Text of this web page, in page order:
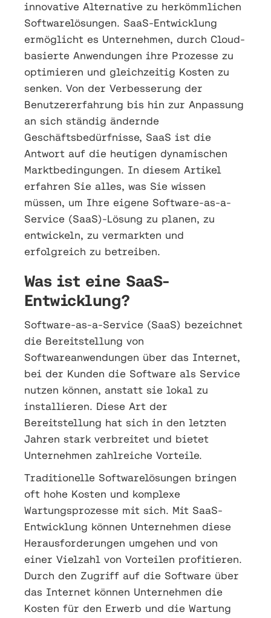
innovative Alternative zu herkömmlichen
Softwarelösungen. SaaS-Entwicklung
ermöglicht es Unternehmen, durch Cloud-
basierte Anwendungen ihre Prozesse zu
optimieren und gleichzeitig Kosten zu
senken. Von der Verbesserung der
Benutzererfahrung bis hin zur Anpassung
an sich ständig ändernde
Geschäftsbedürfnisse, SaaS ist die
Antwort auf die heutigen dynamischen
Marktbedingungen. In diesem Artikel
erfahren Sie alles, was Sie wissen
müssen, um Ihre eigene Software-as-a-
Service (SaaS)-Lösung zu planen, zu
entwickeln, zu vermarkten und
erfolgreich zu betreiben.
Was ist eine SaaS-
Entwicklung?
Software-as-a-Service (SaaS) bezeichnet
die Bereitstellung von
Softwareanwendungen über das Internet,
bei der Kunden die Software als Service
nutzen können, anstatt sie lokal zu
installieren. Diese Art der
Bereitstellung hat sich in den letzten
Jahren stark verbreitet und bietet
Unternehmen zahlreiche Vorteile.
Traditionelle Softwarelösungen bringen
oft hohe Kosten und komplexe
Wartungsprozesse mit sich. Mit SaaS-
Entwicklung können Unternehmen diese
Herausforderungen umgehen und von
einer Vielzahl von Vorteilen profitieren.
Durch den Zugriff auf die Software über
das Internet können Unternehmen die
Kosten für den Erwerb und die Wartung